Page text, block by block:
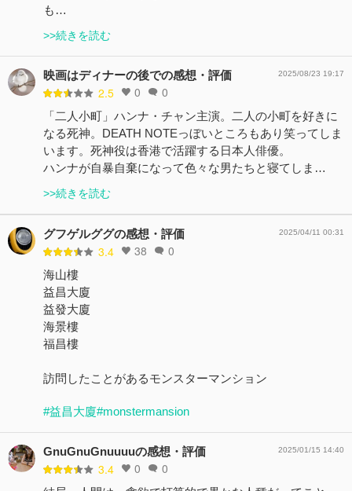
も…
>>続きを読む
映画はディナーの後での感想・評価
2.5 0 0
2025/08/23 19:17
「二人小町」ハンナ・チャン主演。二人の小町を好きに
なる死神。DEATH NOTEっぼいところもあり笑ってしま
います。死神役は香港で活躍する日本人俳優。
ハンナが自暴自棄になって色々な男たちと寝てしま…
>>続きを読む
グフゲルググの感想・評価
3.4 38 0
2025/04/11 00:31
海山樓
益昌大廈
益發大廈
海景樓
福昌樓
訪問したことがあるモンスターマンション
#益昌大廈#monstermansion
GnuGnuGnuuuuの感想・評価
3.4 0 0
2025/01/15 14:40